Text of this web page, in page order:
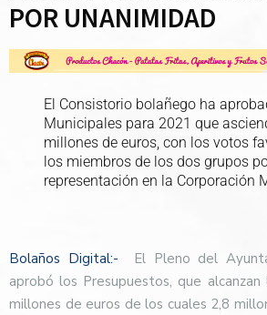
POR UNANIMIDAD
El Consistorio bolañego ha
Municipales para 2021 que
millones de euros, con los votos
los miembros de los dos grupos
representación en la Corporación
Bolaños Digital:-
El Pleno del
aprobó los Presupuestos, que
millones de euros de los cuales 2,8